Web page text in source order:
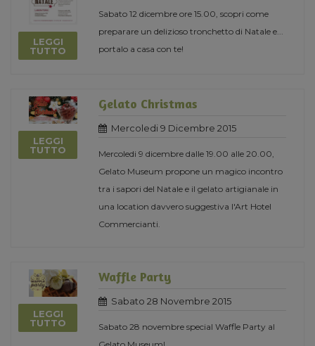
LEGGI
TUTTO
Sabato 12 dicembre ore 15.00, scopri come
preparare un delizioso tronchetto di Natale e...
portalo a casa con te!
LEGGI
TUTTO
Gelato Christmas
Mercoledi 9 Dicembre 2015
Mercoledi 9 dicembre dalle 19.00 alle 20.00,
Gelato Museum propone un magico incontro
tra i sapori del Natale e il gelato artigianale in
una location davvero suggestiva l'Art Hotel
Commercianti.
LEGGI
TUTTO
Waffle Party
Sabato 28 Novembre 2015
Sabato 28 novembre special Waffle Party al